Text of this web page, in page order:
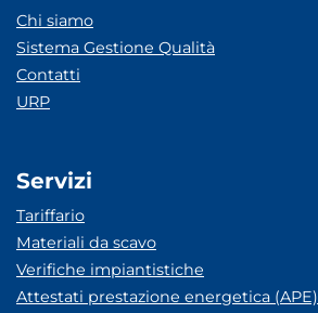
Chi siamo
Sistema Gestione Qualità
Contatti
URP
Servizi
Tariffario
Materiali da scavo
Verifiche impiantistiche
Attestati prestazione energetica (APE)